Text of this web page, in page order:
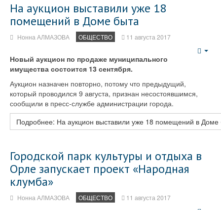
На аукцион выставили уже 18
помещений в Доме быта
Нонна АЛМАЗОВА ОБЩЕСТВО 11 августа 2017
Новый аукцион по продаже муниципального
имущества состоится 13 сентября.
Аукцион назначен повторно, потому что предыдущий,
который проводился 9 августа, признан несостоявшимся,
сообщили в пресс-службе администрации города.
Подробнее: На аукцион выставили уже 18 помещений в Доме
Городской парк культуры и отдыха в
Орле запускает проект «Народная
клумба»
Нонна АЛМАЗОВА ОБЩЕСТВО 11 августа 2017